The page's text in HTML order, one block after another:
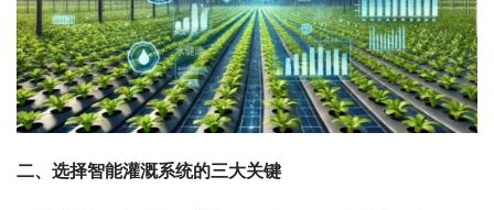
二、 选择智能灌溉系统的三大关键